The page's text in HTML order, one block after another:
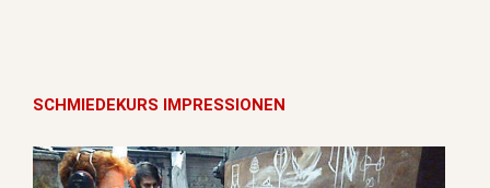
SCHMIEDEKURS IMPRESSIONEN